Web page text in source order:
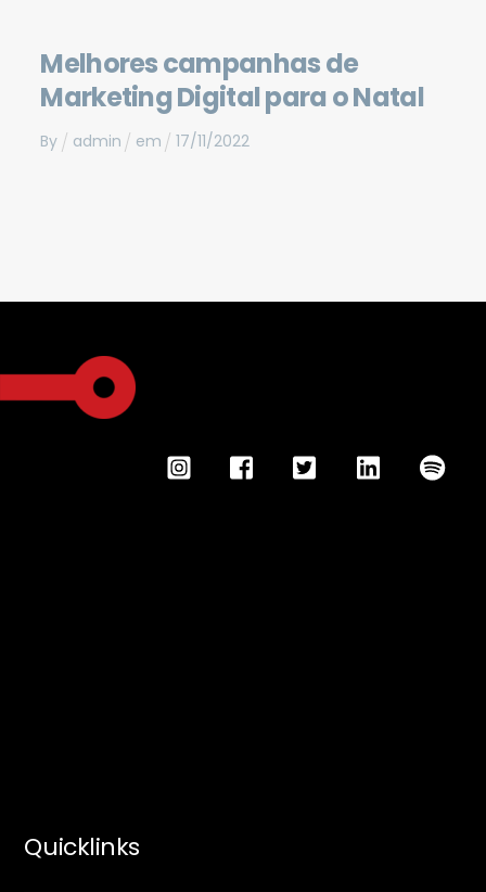
Melhores campanhas de
Marketing Digital para o Natal
By admin em 17/11/2022
Quicklinks